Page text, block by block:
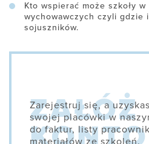
Kto wspierać może szkoły w
wychowawczych czyli gdzie
sojuszników.
Zarejestruj się, a
swojej placówki w
do faktur, listy
materiałów ze szkoleń.